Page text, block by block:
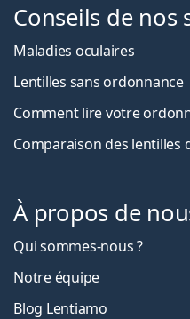
Conseils de nos
Maladies oculaires
Lentilles sans ordonnance
Comment lire votre
Comparaison des lentilles
À propos de
Qui sommes-nous ?
Notre équipe
Blog Lentiamo